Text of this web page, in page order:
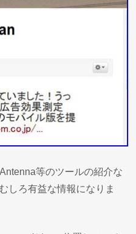
等のツールの紹介な
しろ有益な情報になりま